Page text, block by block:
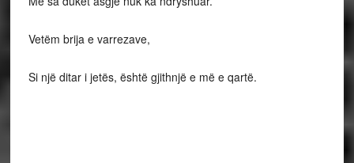
Vetëm brija e varrezave,
Si një ditar i jetës, është gjithnjë e më e qartë.